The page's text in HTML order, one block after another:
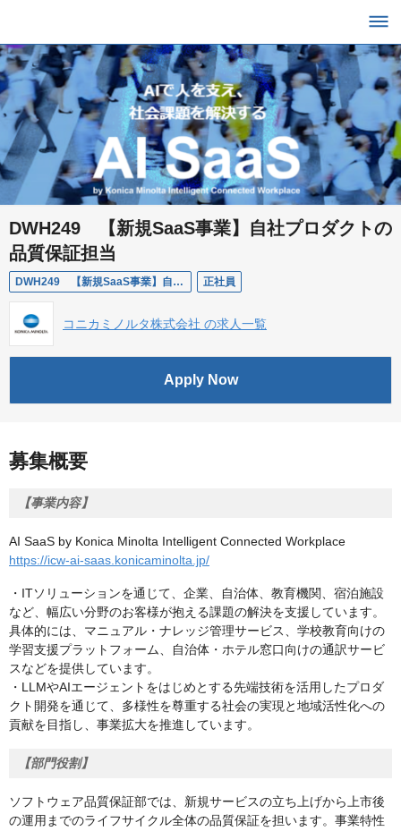
DWH249 【新規SaaS事業】自社プロダクトの
品質保証担当
DWH249 【新規SaaS事業】自社プロダクトの品質保証担当 正社員
コニカミノルタ株式会社 の求人一覧
Apply Now
募集概要
【事業内容】
AI SaaS by Konica Minolta Intelligent Connected Workplace
https://icw-ai-saas.konicaminolta.jp/
・ITソリューションを通じて、企業、自治体、教育機関、宿泊施設
など、幅広い分野のお客様が抱える課題の解決を支援しています。
具体的には、マニュアル・ナレッジ管理サービス、学校教育向けの
学習支援プラットフォーム、自治体・ホテル窓口向けの通訳サービ
スなどを提供しています。
・LLMやAIエージェントをはじめとする先端技術を活用したプロダ
クト開発を通じて、多様性を尊重する社会の実現と地域活性化への
貢献を目指し、事業拡大を推進しています。
【部門役割】
ソフトウェア品質保証部では、新規サービスの立ち上げから上市後
の運用までのライフサイクル全体の品質保証を担います。事業特性